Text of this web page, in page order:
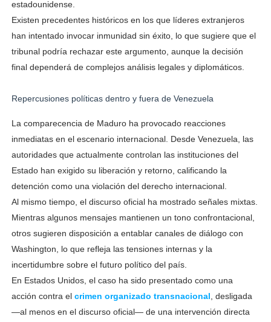
estadounidense.
Existen precedentes históricos en los que líderes extranjeros
han intentado invocar inmunidad sin éxito, lo que sugiere que el
tribunal podría rechazar este argumento, aunque la decisión
final dependerá de complejos análisis legales y diplomáticos.
Repercusiones políticas dentro y fuera de Venezuela
La comparecencia de Maduro ha provocado reacciones
inmediatas en el escenario internacional. Desde Venezuela, las
autoridades que actualmente controlan las instituciones del
Estado han exigido su liberación y retorno, calificando la
detención como una violación del derecho internacional.
Al mismo tiempo, el discurso oficial ha mostrado señales mixtas.
Mientras algunos mensajes mantienen un tono confrontacional,
otros sugieren disposición a entablar canales de diálogo con
Washington, lo que refleja las tensiones internas y la
incertidumbre sobre el futuro político del país.
En Estados Unidos, el caso ha sido presentado como una
acción contra el crimen organizado transnacional , desligada
—al menos en el discurso oficial— de una intervención directa